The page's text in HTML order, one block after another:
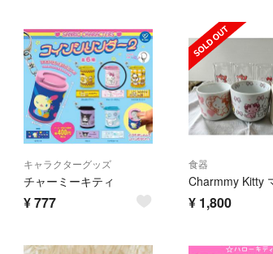
キャラクターグッズ
チャーミーキティ
¥777
食器
¥ 1,800